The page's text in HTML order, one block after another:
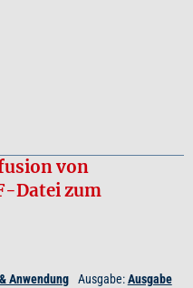
von
Datei zum
Anwendung
Ausgabe:Ausgabe